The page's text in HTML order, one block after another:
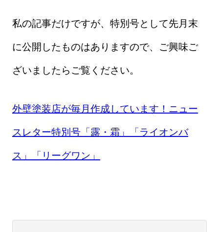
私の記事だけですが、特別号として先月末
に公開したものはありますので、ご興味ご
ざいましたらご覧ください。
外壁塗装店が毎月作成しています！ニュー
スレター特別号「露・霜」「ライオンバ
ス」「リーグワン」